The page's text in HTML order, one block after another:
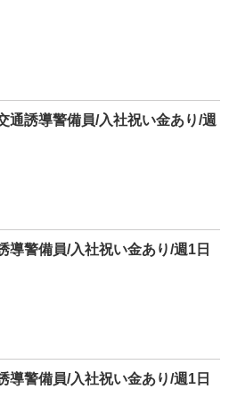
通誘導警備員/入社祝い金あり/週
導警備員/入社祝い金あり/週1日
導警備員/入社祝い金あり/週1日